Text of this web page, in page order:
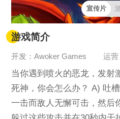
宣传片
游戏简介
开发：Awoker Games 运营
当你遇到喷火的恶龙，发射
死神，你会怎么办？ A) 吐槽游戏不平衡，因为你不堪
一击而敌人无懈可击，然后